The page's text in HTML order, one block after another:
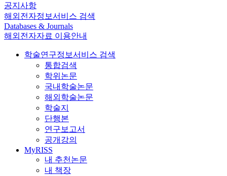
공지사항
해외전자정보서비스 검색
Databases & Journals
해외전자자료 이용안내
학술연구정보서비스 검색
통합검색
학위논문
국내학술논문
해외학술논문
학술지
단행본
연구보고서
공개강의
MyRISS
내 추천논문
내 책장